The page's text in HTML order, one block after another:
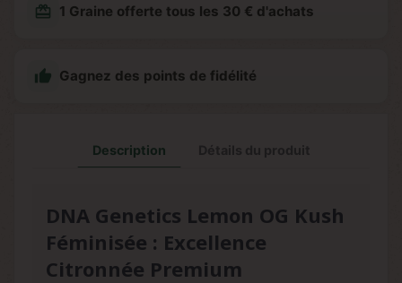
redeem 1 Graine offerte tous les 30 € d'achats
 Gagnez des points de fidélité
Description
DNA Genetics Lemon OG Kush
Féminisée : Excellence
Citronnée Premium